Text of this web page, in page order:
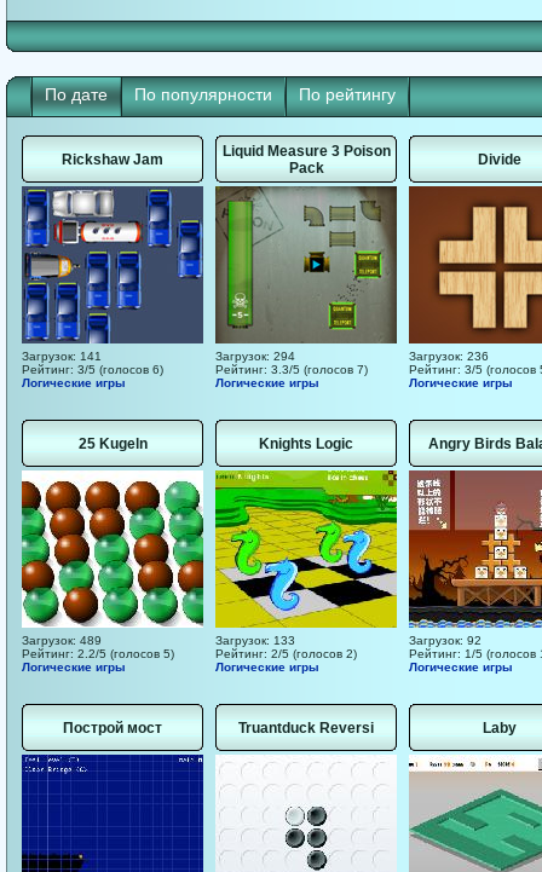
По дате По популярности По рейтингу
Rickshaw Jam
Загрузок: 141
Рейтинг: 3/5 (голосов 6)
Логические игры
Liquid Measure 3 Poison
Pack
Загрузок: 294
Рейтинг: 3.3/5 (голосов 7)
Логические игры
Divide
Загрузок: 236
Рейтинг: 3/5 (голосов
Логические игры
25 Kugeln
Загрузок: 489
Рейтинг: 2.2/5 (голосов 5)
Логические игры
Knights Logic
Загрузок: 133
Рейтинг: 2/5 (голосов 2)
Логические игры
Angry Birds
Загрузок: 92
Рейтинг: 1/5 (голосов
Логические игры
Построй мост Truantduck Reversi Laby